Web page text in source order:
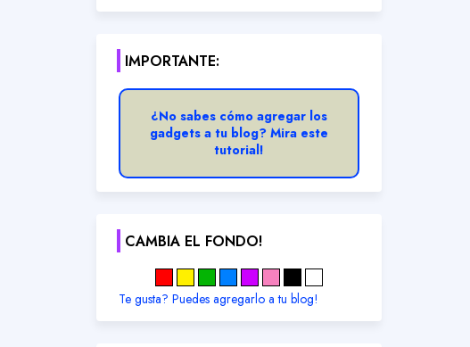
IMPORTANTE:
¿No sabes cómo agregar los
gadgets a tu blog? Mira este
tutorial!
CAMBIA EL FONDO!
Te gusta? Puedes agregarlo a tu blog!